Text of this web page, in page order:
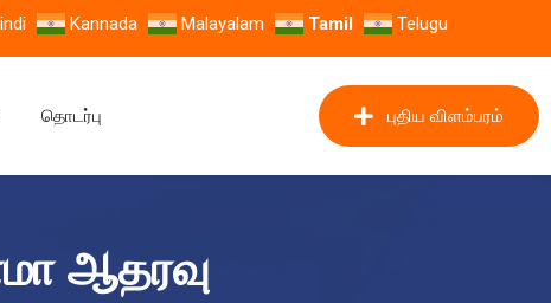
Kannada Malayalam Tamil Telugu
தொடர்பு புதிய விளம்பரம்
ஆதரவு